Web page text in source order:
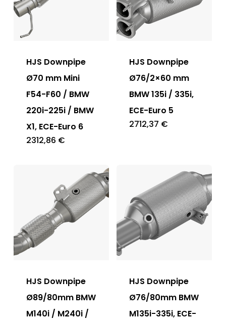
HJS Downpipe
Ø70 mm Mini
F54-F60 / BMW
220i-225i / BMW
X1, ECE-Euro 6
2312,86 €
HJS Downpipe
Ø76/2×60 mm
BMW 135i / 335i,
ECE-Euro 5
2712,37 €
HJS Downpipe
Ø89/80mm BMW
M140i / M240i /
HJS Downpipe
Ø76/80mm BMW
M135i-335i, ECE-